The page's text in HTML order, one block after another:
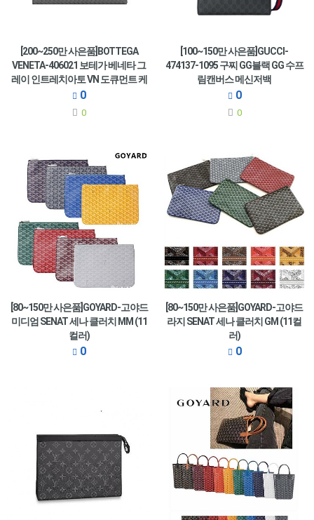
[200~250만 사은품]BOTTEGA
VENETA-406021 보테가 베네타 그
레이 인트레치아토 VN 도큐먼트 케
이스
0
0
[100~150만 사은품]GUCCI-
474137-1095 구찌 GG블랙 GG 수프
림캔버스 메신저백
0
0
[80~150만 사은품]GOYARD-고야드
미디엄 SENAT 세나 클러치 MM (11
컬러)
0
[80~150만 사은품]GOYARD-고야드
라지 SENAT 세나 클러치 GM (11컬
러)
0